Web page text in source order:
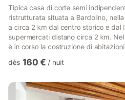
Tipica casa di corte semi
ristrutturata situata a Bardolino,
a circa 2 km dal centro storico e dal
supermercati distano circa 2 km.
è in corso la costruzione di
disposto su due piani ed è
grande tavolo da pranzo per 8
condizionata. Angolo cottura...
dès 160 € / nuit